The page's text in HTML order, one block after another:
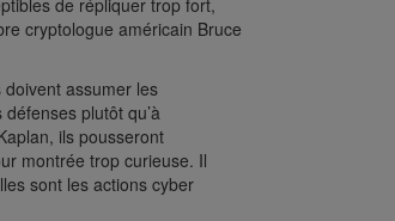
de répliquer trop fort,
cryptologue américain Bruce
assumer les
plutôt qu’à
ils pousseront
montrée trop curieuse. Il
sont les actions cyber